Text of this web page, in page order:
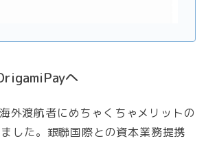
へ
外渡航者にめちゃくちゃメリットの
した。銀聯国際との資本業務提携